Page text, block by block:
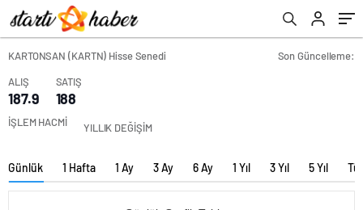
KARTONSAN (KARTN) Hisse Senedi
Son Güncelleme:
ALIŞ
187.9
SATIŞ
188
İŞLEM HACMİ YILLIK DEĞİŞİM
Günlük 1 Hafta 1 Ay 3 Ay 6 Ay 1 Yıl 3 Yıl 5 Yıl